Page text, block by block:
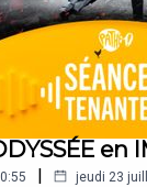
| jeudi 23